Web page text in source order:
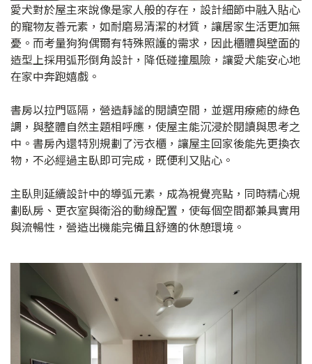
愛犬對於屋主來說像是家人般的存在，設計細節中融入貼心
的寵物友善元素，如耐磨易清潔的材質，讓居家生活更加無
憂。而考量狗狗偶爾有特殊照護的需求，因此櫃體與壁面的
造型上採用弧形倒角設計，降低碰撞風險，讓愛犬能安心地
在家中奔跑嬉戲。
書房以拉門區隔，營造靜謐的閱讀空間，並選用療癒的綠色
調，與整體自然主題相呼應，使屋主能沉浸於閱讀與思考之
中。書房內還特別規劃了污衣櫃，讓屋主回家後能先更換衣
物，不必經過主臥即可完成，既便利又貼心。
主臥則延續設計中的導弧元素，成為視覺亮點，同時精心規
劃臥房、更衣室與衛浴的動線配置，使每個空間都兼具實用
與流暢性，營造出機能完備且舒適的休憩環境。